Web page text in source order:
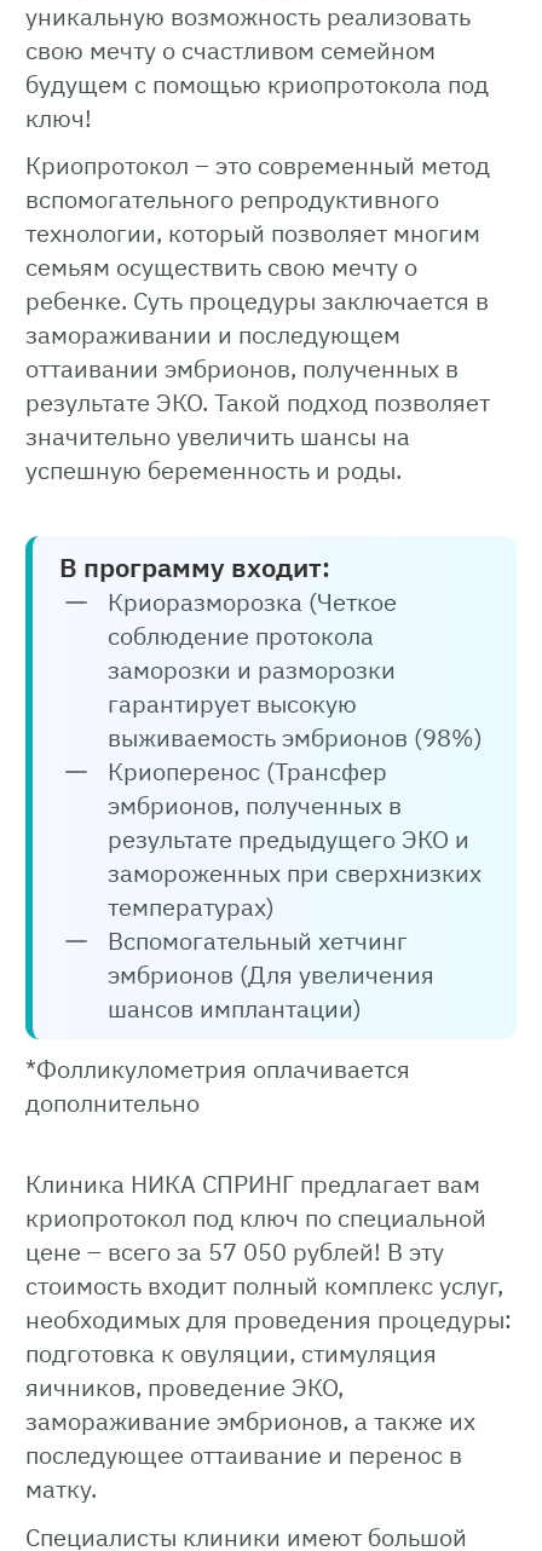
уникальную возможность реализовать
свою мечту о счастливом семейном
будущем с помощью криопротокола под
ключ!
Криопротокол – это современный метод
вспомогательного репродуктивного
технологии, который позволяет многим
семьям осуществить свою мечту о
ребенке. Суть процедуры заключается в
замораживании и последующем
оттаивании эмбрионов, полученных в
результате ЭКО. Такой подход позволяет
значительно увеличить шансы на
успешную беременность и роды.
В программу входит:
Криоразморозка (Четкое
соблюдение протокола
заморозки и разморозки
гарантирует высокую
выживаемость эмбрионов (98%)
Криоперенос (Трансфер
эмбрионов, полученных в
результате предыдущего ЭКО и
замороженных при сверхнизких
температурах)
Вспомогательный хетчинг
эмбрионов (Для увеличения
шансов имплантации)
*Фолликулометрия оплачивается
дополнительно
Клиника НИКА СПРИНГ предлагает вам
криопротокол под ключ по специальной
цене – всего за 57 050 рублей! В эту
стоимость входит полный комплекс услуг,
необходимых для проведения процедуры:
подготовка к овуляции, стимуляция
яичников, проведение ЭКО,
замораживание эмбрионов, а также их
последующее оттаивание и перенос в
матку.
Специалисты клиники имеют большой